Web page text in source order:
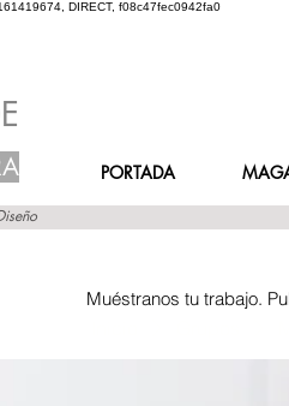
DIRECT, f08c47fec0942fa0
PORTADA
Muéstranos tu trabajo.